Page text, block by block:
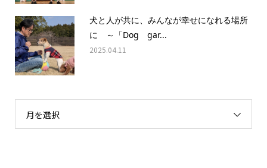
犬と人が共に、みんなが幸せになれる場所
に ～「Dog gar...
2025.04.11
月を選択